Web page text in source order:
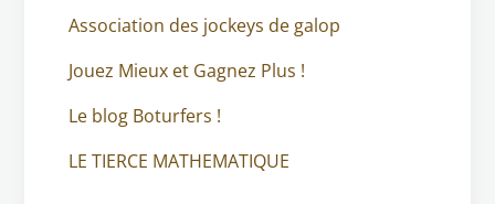
Association des jockeys de galop
Jouez Mieux et Gagnez Plus !
Le blog Boturfers !
LE TIERCE MATHEMATIQUE